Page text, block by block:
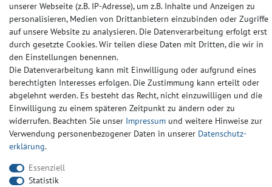
unserer Webseite (z.B. IP-Adresse), um z.B. Inhalte und Anzeigen zu
personalisieren, Medien von Drittanbietern einzubinden oder Zugriffe
auf unsere Website zu analysieren. Die Datenverarbeitung erfolgt erst
durch gesetzte Cookies. Wir teilen diese Daten mit Dritten, die wir in
den Einstellungen benennen.
Die Datenverarbeitung kann mit Einwilligung oder aufgrund eines
berechtigten Interesses erfolgen. Die Zustimmung kann erteilt oder
abgelehnt werden. Es besteht das Recht, nicht einzuwilligen und die
Einwilligung zu einem späteren Zeitpunkt zu ändern oder zu
widerrufen. Beachten Sie unser Impressum und weitere Hinweise zur
Verwendung personenbezogener Daten in unserer Daten­schutz­
erklärung.
Essenziell
Statistik
Widerrufs­recht Widerrufs­formular Impressum
Daten­schutz­erklärung